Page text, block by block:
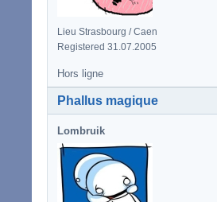
Lieu Strasbourg / Caen
Registered 31.07.2005
Hors ligne
Phallus magique
Lombruik